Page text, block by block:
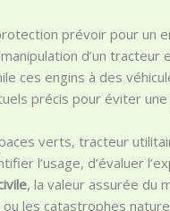
prévoir pour un
d’un
ces engins à des
précis pour éviter une
verts, tracteur
l’usage, d’évaluer
, la valeur assurée du
les catastrophes